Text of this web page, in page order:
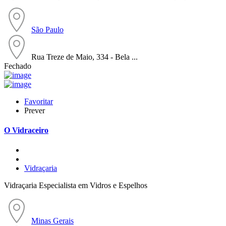
São Paulo
Rua Treze de Maio, 334 - Bela ...
Fechado
Favoritar
Prever
O Vidraceiro
Vidraçaria
Vidraçaria Especialista em Vidros e Espelhos
Minas Gerais